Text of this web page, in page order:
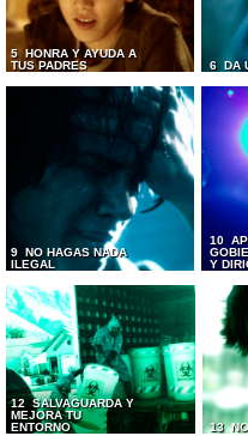
5 HONRA Y AYUDA A
TUS PADRES
6 DA
9 NO HAGAS NADA
ILEGAL
10
Y
12 SALVAGUARDA Y
MEJORA TU
ENTORNO
13